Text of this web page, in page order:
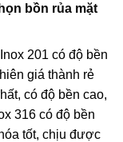
bồn rủa mặt
201 có độ bền
giá thành rẻ
có độ bền cao,
316 có độ bền
tốt, chịu được